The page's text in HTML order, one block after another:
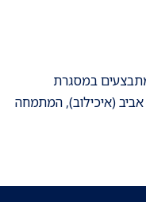
מתבצעים במסגרת
(איכילוב), המתמחה